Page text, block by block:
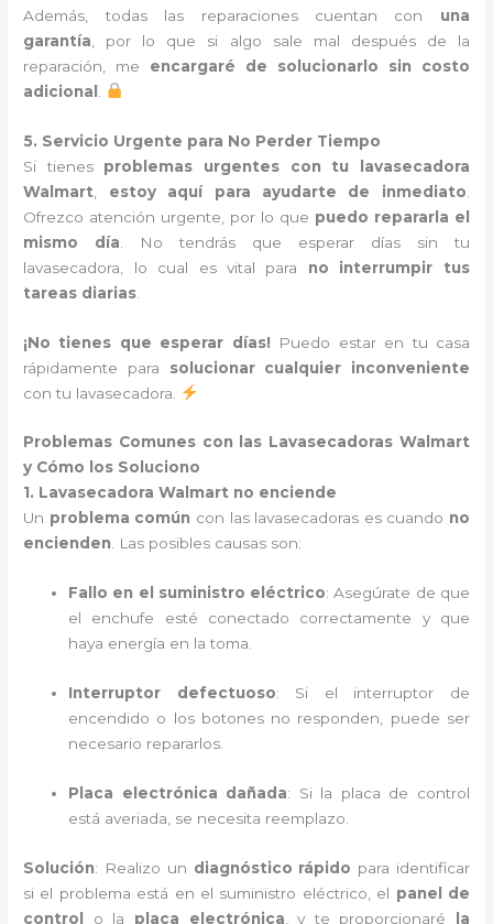
Además, todas las reparaciones cuentan con una
garantía , por lo que si algo sale mal después de la
reparación, me encargaré de solucionarlo sin costo
adicional
5. Servicio Urgente para No Perder Tiempo
Si tienes problemas urgentes con tu lavasecadora
Walmart
estoy aquí para ayudarte de inmediato
Ofrezco atención urgente, por lo que puedo repararla el
mismo día . No tendrás que esperar días sin tu
lavasecadora, lo cual es vital para no interrumpir tus
tareas diarias
¡No tienes que esperar días! Puedo estar en tu casa
rápidamente para solucionar cualquier inconveniente
con tu lavasecadora.
Problemas Comunes con las Lavasecadoras Walmart
y Cómo los Soluciono
1. Lavasecadora Walmart no enciende
Un problema común con las lavasecadoras es cuando no
encienden. Las posibles causas son:
Fallo en el suministro eléctrico: Asegúrate de que
el enchufe esté conectado correctamente y que
haya energía en la toma.
Interruptor defectuoso: Si el interruptor de
encendido o los botones no responden, puede ser
necesario repararlos.
Placa electrónica dañada: Si la placa de control
está averiada, se necesita reemplazo.
Solución: Realizo un diagnóstico rápido para identificar
si el problema está en el suministro eléctrico, el panel de
control
o la placa electrónica , y te proporcionaré la